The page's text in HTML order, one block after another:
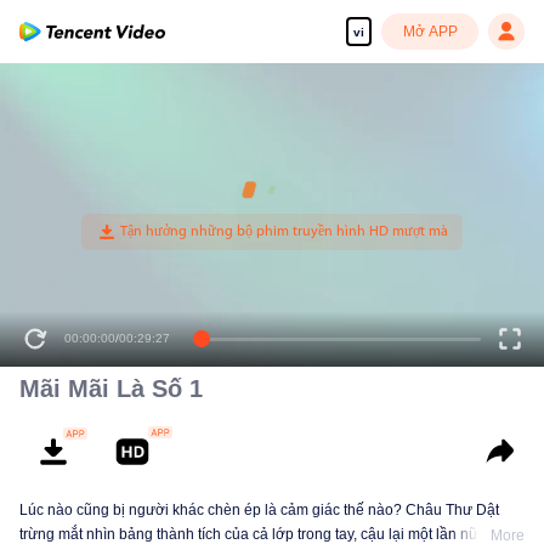
vi Mở APP
00:00:00/00:29:27
Mãi Mãi Là Số 1
Lúc nào cũng bị người khác chèn ép là cảm giác thế nào? Châu Thư Dật
trừng mắt nhìn bảng thành tích của cả lớp trong tay, cậu lại một lần nữa trông
More